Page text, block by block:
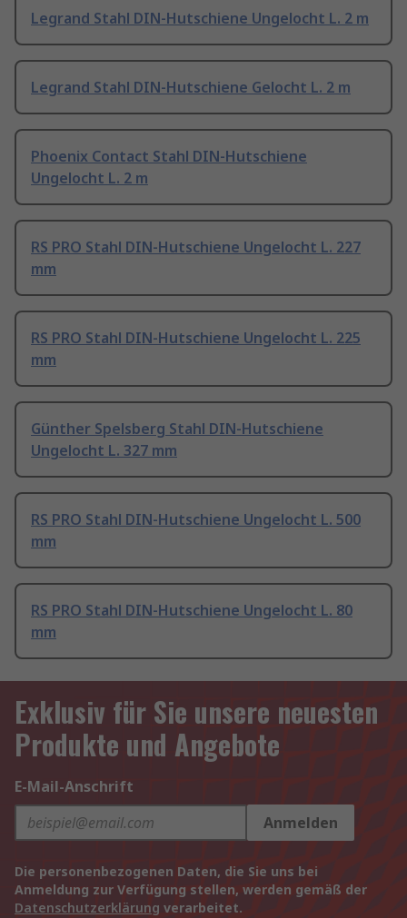
Legrand Stahl DIN-Hutschiene Ungelocht L. 2 m
Legrand Stahl DIN-Hutschiene Gelocht L. 2 m
Phoenix Contact Stahl DIN-Hutschiene
Ungelocht L. 2 m
RS PRO Stahl DIN-Hutschiene Ungelocht L. 227
mm
RS PRO Stahl DIN-Hutschiene Ungelocht L. 225
mm
Günther Spelsberg Stahl DIN-Hutschiene
Ungelocht L. 327 mm
RS PRO Stahl DIN-Hutschiene Ungelocht L. 500
mm
RS PRO Stahl DIN-Hutschiene Ungelocht L. 80
mm
Exklusiv für Sie unsere neuesten
Produkte und Angebote
E-Mail-Anschrift
Anmelden
Die personenbezogenen Daten, die Sie uns bei
Anmeldung zur Verfügung stellen, werden gemäß der
Datenschutzerklärung verarbeitet.